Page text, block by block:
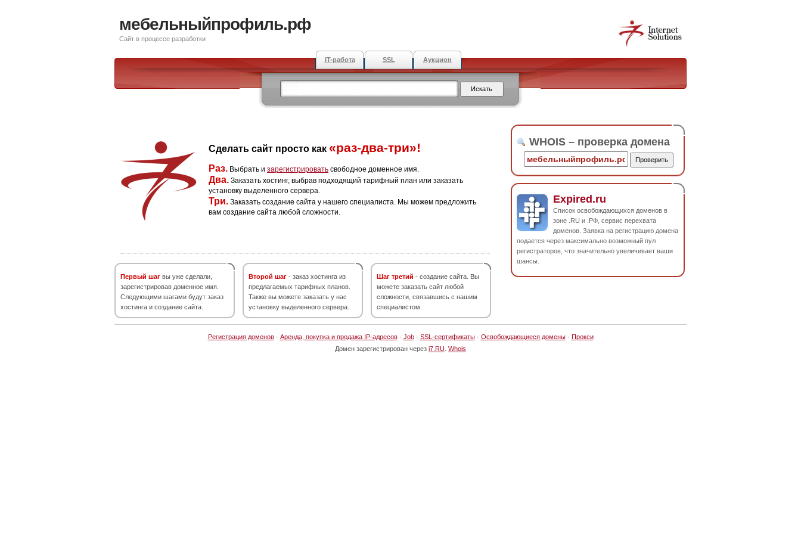
мебельныйпрофиль.рф
Сайт в процессе разработки
IT-работа SSL Аукцион
Сделать сайт просто как «раз-два-три»!
Раз. Выбрать и зарегистрировать свободное доменное имя.
Два. Заказать хостинг, выбрав подходящий тарифный план или заказать
установку выделенного сервера.
Три. Заказать создание сайта у нашего специалиста. Мы можем предложить
вам создание сайта любой сложности.
Первый шаг вы уже сделали,
зарегистрировав доменное имя.
Следующими шагами будут заказ
хостинга и создание сайта.
Второй шаг - заказ хостинга из
предлагаемых тарифных планов.
Также вы можете заказать у нас
установку выделенного сервера.
Шаг третий - создание сайта. Вы
можете заказать сайт любой
сложности, связавшись с нашим
специалистом.
WHOIS – проверка домена
Expired.ru
Список освобождающихся доменов в
зоне .RU и .РФ, сервис перехвата
доменов. Заявка на регистрацию домена
подается через максимально возможный пул
регистраторов, что значительно увеличивает ваши
шансы.
Регистрация доменов· Аренда, покупка и продажа IP-адресов· Job· SSL-сертификаты· Освобождающиеся домены· Прокси
Домен зарегистрирован через i7.RU Whois